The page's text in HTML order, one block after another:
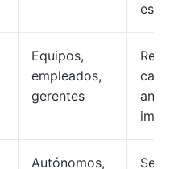
Equipos,
empleados,
gerentes
Autónomos,